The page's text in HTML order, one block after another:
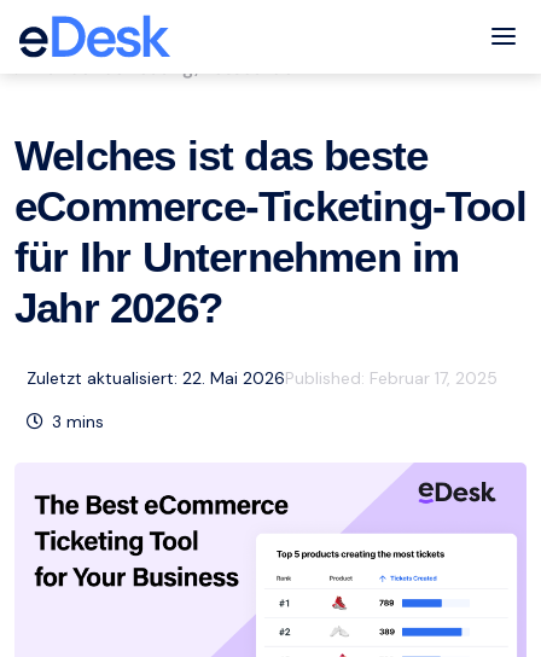
eCommerce Support Central
Welches ist das beste
eCommerce-Ticketing-Tool
für Ihr Unternehmen im
Jahr 2026?
Zuletzt aktualisiert: 22. Mai 2026Published: Februar 17, 2025
3 mins